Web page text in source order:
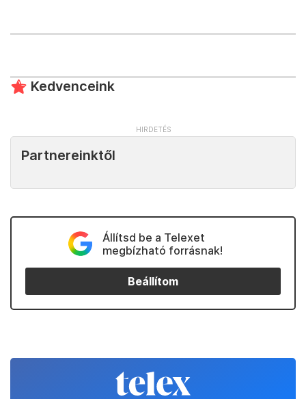
Kedvenceink
Partnereinktől
Állítsd be a Telexet
megbízható forrásnak!
Beállítom